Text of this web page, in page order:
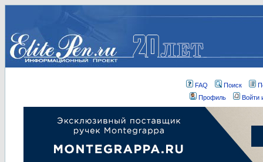
FAQ Поиск
Профиль
Войти